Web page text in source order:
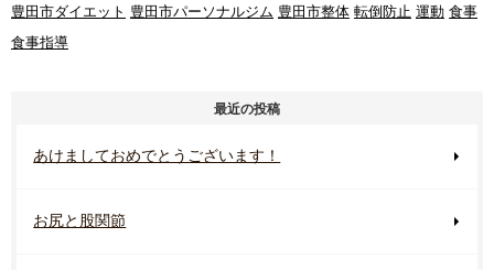
豊田市ダイエット 豊田市パーソナルジム 豊田市整体 転倒防止 運動 食事
食事指導
最近の投稿
あけましておめでとうございます！
お尻と股関節